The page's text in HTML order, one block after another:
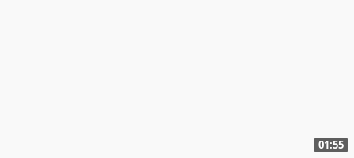
01:55